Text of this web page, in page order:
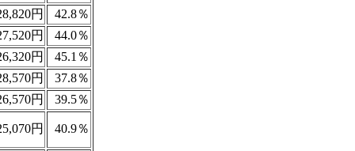
円
42.8％
円
44.0％
円
45.1％
円
37.8％
円
39.5％
円 40.9％